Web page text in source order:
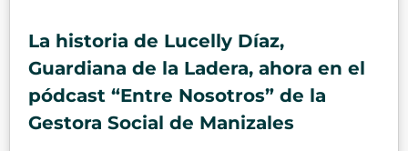
La historia de Lucelly Díaz,
Guardiana de la Ladera, ahora en el
pódcast “Entre Nosotros” de la
Gestora Social de Manizales